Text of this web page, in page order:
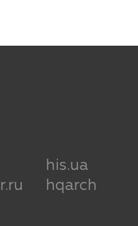
his.ua
hqarch